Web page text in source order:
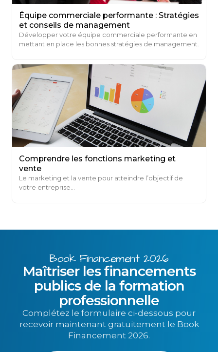
Équipe commerciale performante : Stratégies
et conseils de management
Développer votre équipe commerciale performante en
mettant en place les bonnes stratégies de management.
Comprendre les fonctions marketing et
vente
Le marketing et la vente pour atteindre l’objectif de
votre entreprise...
Book Financement 2026
Maîtriser les financements
publics de la formation
professionnelle
Complétez le formulaire ci-dessous pour
recevoir maintenant gratuitement le Book
Financement 2026.